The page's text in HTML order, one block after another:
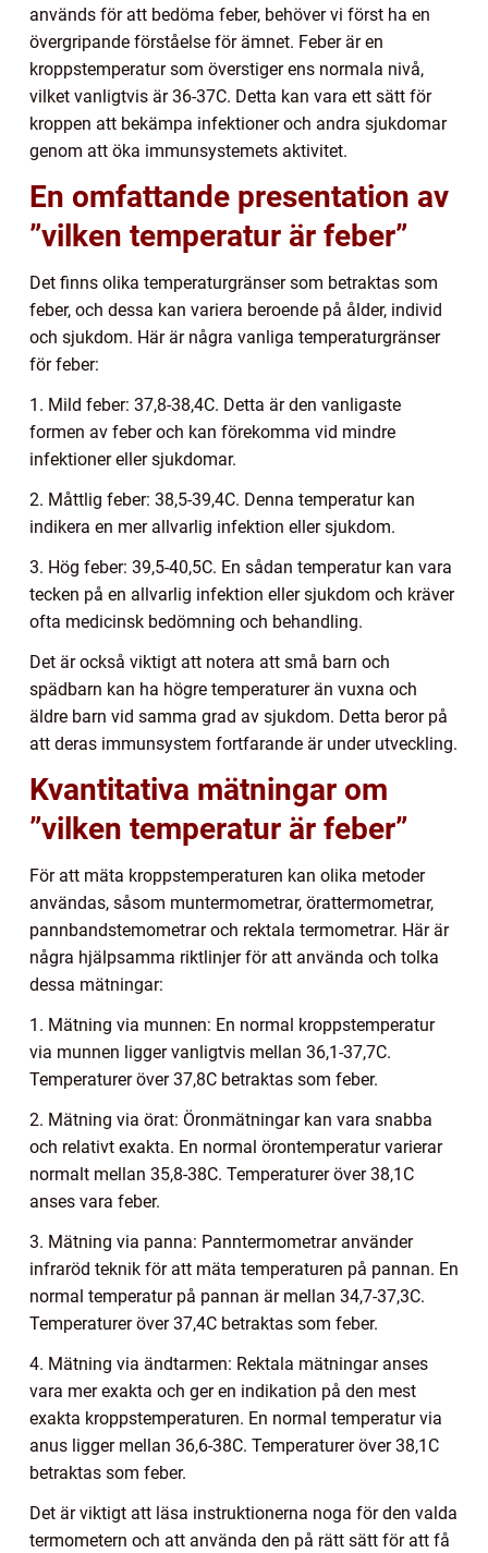
används för att bedöma feber, behöver vi först ha en
övergripande förståelse för ämnet. Feber är en
kroppstemperatur som överstiger ens normala nivå,
vilket vanligtvis är 36-37C. Detta kan vara ett sätt för
kroppen att bekämpa infektioner och andra sjukdomar
genom att öka immunsystemets aktivitet.
En omfattande presentation av
”vilken temperatur är feber”
Det finns olika temperaturgränser som betraktas som
feber, och dessa kan variera beroende på ålder, individ
och sjukdom. Här är några vanliga temperaturgränser
för feber:
1. Mild feber: 37,8-38,4C. Detta är den vanligaste
formen av feber och kan förekomma vid mindre
infektioner eller sjukdomar.
2. Måttlig feber: 38,5-39,4C. Denna temperatur kan
indikera en mer allvarlig infektion eller sjukdom.
3. Hög feber: 39,5-40,5C. En sådan temperatur kan vara
tecken på en allvarlig infektion eller sjukdom och kräver
ofta medicinsk bedömning och behandling.
Det är också viktigt att notera att små barn och
spädbarn kan ha högre temperaturer än vuxna och
äldre barn vid samma grad av sjukdom. Detta beror på
att deras immunsystem fortfarande är under utveckling.
Kvantitativa mätningar om
”vilken temperatur är feber”
För att mäta kroppstemperaturen kan olika metoder
användas, såsom muntermometrar, örattermometrar,
pannbandstemometrar och rektala termometrar. Här är
några hjälpsamma riktlinjer för att använda och tolka
dessa mätningar:
1. Mätning via munnen: En normal kroppstemperatur
via munnen ligger vanligtvis mellan 36,1-37,7C.
Temperaturer över 37,8C betraktas som feber.
2. Mätning via örat: Öronmätningar kan vara snabba
och relativt exakta. En normal örontemperatur varierar
normalt mellan 35,8-38C. Temperaturer över 38,1C
anses vara feber.
3. Mätning via panna: Panntermometrar använder
infraröd teknik för att mäta temperaturen på pannan. En
normal temperatur på pannan är mellan 34,7-37,3C.
Temperaturer över 37,4C betraktas som feber.
4. Mätning via ändtarmen: Rektala mätningar anses
vara mer exakta och ger en indikation på den mest
exakta kroppstemperaturen. En normal temperatur via
anus ligger mellan 36,6-38C. Temperaturer över 38,1C
betraktas som feber.
Det är viktigt att läsa instruktionerna noga för den valda
termometern och att använda den på rätt sätt för att få